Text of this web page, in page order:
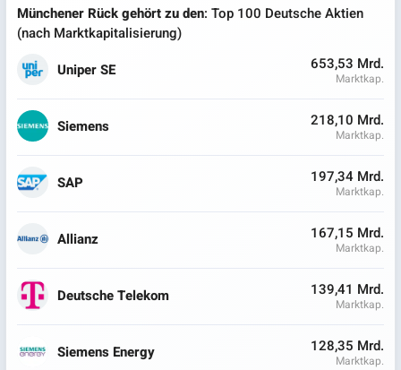
Münchener Rück gehört zu den: Top 100 Deutsche Aktien
(nach Marktkapitalisierung)
Uniper SE
653,53 Mrd.
Marktkap.
Siemens 218,10 Mrd.
Marktkap.
SAP 197,34 Mrd.
Marktkap.
Allianz 167,15 Mrd.
Marktkap.
Deutsche Telekom 139,41 Mrd.
Marktkap.
Siemens Energy 128,35 Mrd.
Marktkap.